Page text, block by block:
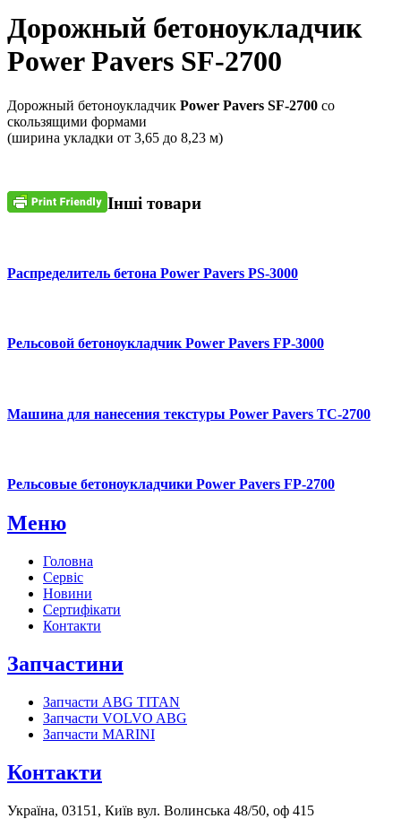
Дорожный бетоноукладчик
Power Pavers SF-2700
Дорожный бетоноукладчик Power Pavers SF-2700 со
скользящими формами
(ширина укладки от 3,65 до 8,23 м)
Інші товари
Распределитель бетона Power Pavers PS-3000
Рельсовой бетоноукладчик Power Pavers FP-3000
Машина для нанесения текстуры Power Pavers ТС-2700
Рельсовые бетоноукладчики Power Pavers FP-2700
Меню
Головна
Сервіс
Новини
Сертифікати
Контакти
Запчастини
Запчасти ABG TITAN
Запчасти VOLVO ABG
Запчасти MARINI
Контакти
Україна, 03151, Київ вул. Волинська 48/50, оф 415